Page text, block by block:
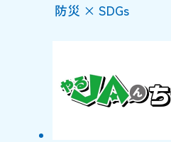
防災 × SDGs